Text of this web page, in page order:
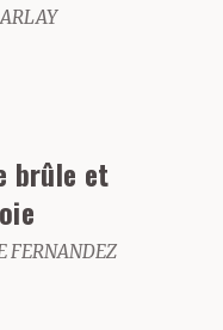
brûle et
FERNANDEZ